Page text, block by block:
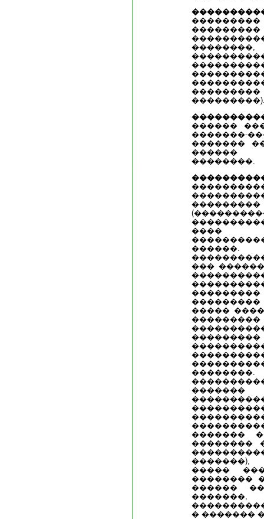
��������,
������
�������
������
��������.
����
���
�����
�������
��������
�������),
�����
��������
������
� �������